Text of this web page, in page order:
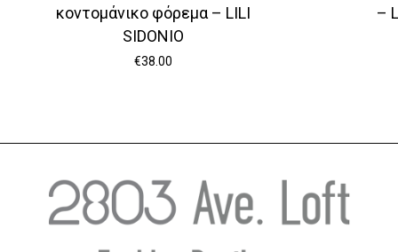
κοντομάνικο φόρεμα – LILI
SIDONIO
€38.00
–